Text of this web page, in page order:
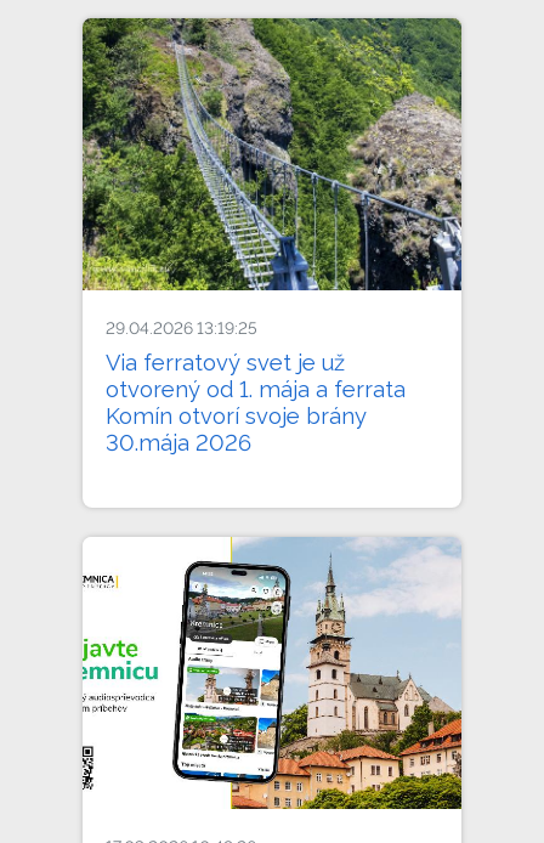
29.04.2026 13:19:25
Via ferratový svet je už
otvorený od 1. mája a ferrata
Komín otvorí svoje brány
30.mája 2026